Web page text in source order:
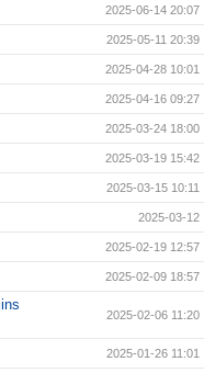
2025-06-14 20:07
2025-05-11 20:39
2025-04-28 10:01
2025-04-16 09:27
2025-03-24 18:00
2025-03-19 15:42
2025-03-15 10:11
2025-03-12
2025-02-19 12:57
2025-02-09 18:57
2025-02-06 11:20
2025-01-26 11:01